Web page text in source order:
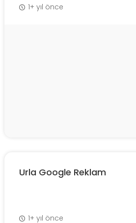
1+ yıl önce
Urla Google Reklam
1+ yıl önce